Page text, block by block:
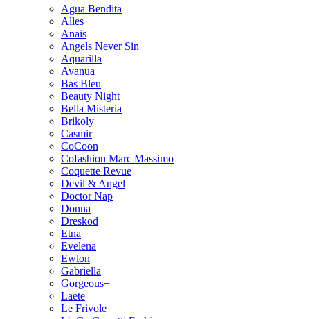
Agua Bendita
Alles
Anais
Angels Never Sin
Aquarilla
Avanua
Bas Bleu
Beauty Night
Bella Misteria
Brikoly
Casmir
CoCoon
Cofashion Marc Massimo
Coquette Revue
Devil & Angel
Doctor Nap
Donna
Dreskod
Etna
Evelena
Ewlon
Gabriella
Gorgeous+
Laete
Le Frivole